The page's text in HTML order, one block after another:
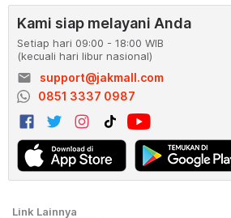
Kami siap melayani Anda
Setiap hari 09:00 - 18:00 WIB
(kecuali hari libur nasional)
email
support@jakmall.com
0851 3337 0987